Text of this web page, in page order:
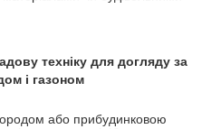
техніку для догляду за
і газоном
або прибудинковою